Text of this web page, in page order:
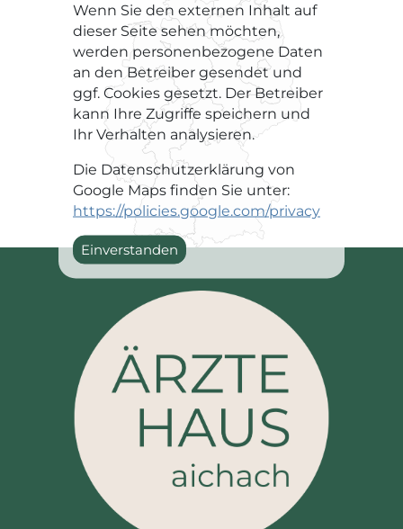
Wenn Sie den externen Inhalt auf
dieser Seite sehen möchten,
werden personenbezogene Daten
an den Betreiber gesendet und
ggf. Cookies gesetzt. Der Betreiber
kann Ihre Zugriffe speichern und
Ihr Verhalten analysieren.
Die Datenschutzerklärung von
Google Maps finden Sie unter:
https://policies.google.com/privacy
Einverstanden